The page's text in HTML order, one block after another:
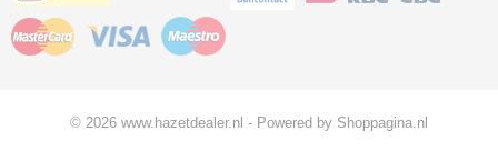
© 2026 www.hazetdealer.nl - Powered by Shoppagina.nl